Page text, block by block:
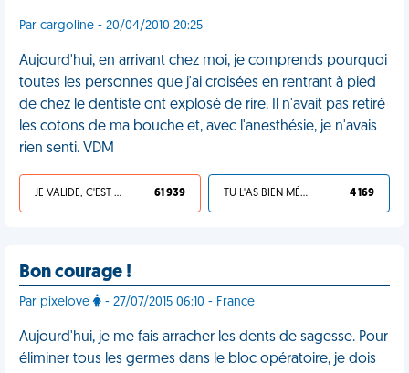
Par cargoline - 20/04/2010 20:25
Aujourd'hui, en arrivant chez moi, je comprends pourquoi
toutes les personnes que j'ai croisées en rentrant à pied
de chez le dentiste ont explosé de rire. Il n'avait pas retiré
les cotons de ma bouche et, avec l'anesthésie, je n'avais
rien senti. VDM
JE VALIDE, C'EST UNE VDM 61 939 TU L'AS BIEN MÉRITÉ 4 169
Bon courage !
Par pixelove - 27/07/2015 06:10 - France
Aujourd'hui, je me fais arracher les dents de sagesse. Pour
éliminer tous les germes dans le bloc opératoire, je dois